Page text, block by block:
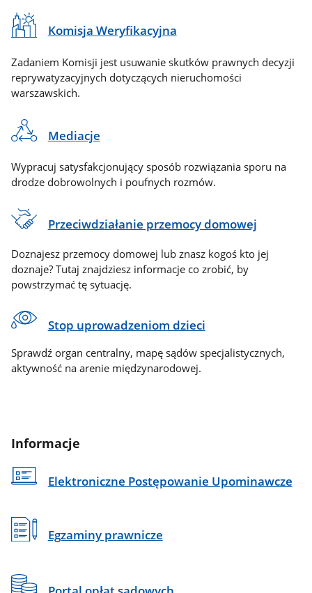
Komisja Weryfikacyjna
Zadaniem Komisji jest usuwanie skutków prawnych decyzji
reprywatyzacyjnych dotyczących nieruchomości
warszawskich.
Mediacje
Wypracuj satysfakcjonujący sposób rozwiązania sporu na
drodze dobrowolnych i poufnych rozmów.
Przeciwdziałanie przemocy domowej
Doznajesz przemocy domowej lub znasz kogoś kto jej
doznaje? Tutaj znajdziesz informacje co zrobić, by
powstrzymać tę sytuację.
Stop uprowadzeniom dzieci
Sprawdź organ centralny, mapę sądów specjalistycznych,
aktywność na arenie międzynarodowej.
Informacje
Elektroniczne Postępowanie Upominawcze
Egzaminy prawnicze